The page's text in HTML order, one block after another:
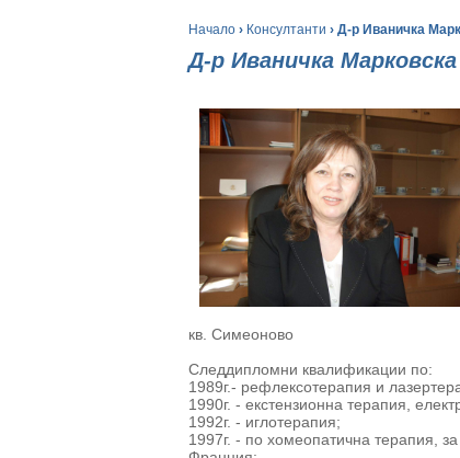
Начало › Консултанти › Д-р Иваничка
Д-р Иваничка Марковска
кв. Симеоново
Следдипломни квалификации по:
1989г.- рефлексотерапия и
1990г. - екстензионна терапия,
1992г. - иглотерапия;
1997г. - по хомеопатична терапия,